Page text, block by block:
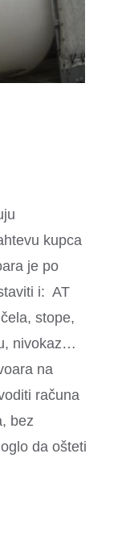
kupca
je po
i: AT
stope,
nivokaz…
na
računa
bez
da ošteti